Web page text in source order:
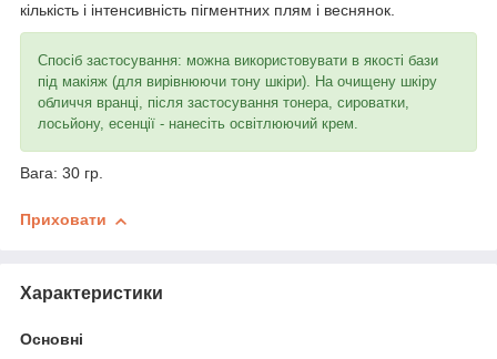
кількість і інтенсивність пігментних плям і веснянок.
Спосіб застосування: можна використовувати в якості бази
під макіяж (для вирівнюючи тону шкіри). На очищену шкіру
обличчя вранці, після застосування тонера, сироватки,
лосьйону, есенції - нанесіть освітлюючий крем.
Вага: 30 гр.
Приховати
Характеристики
Основні